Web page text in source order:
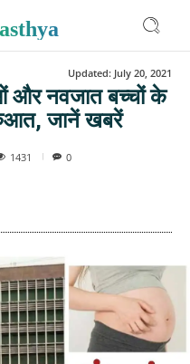
Updated: July 20, 2021
और नवजात बच्चों के
जानें खबरें
1431 0